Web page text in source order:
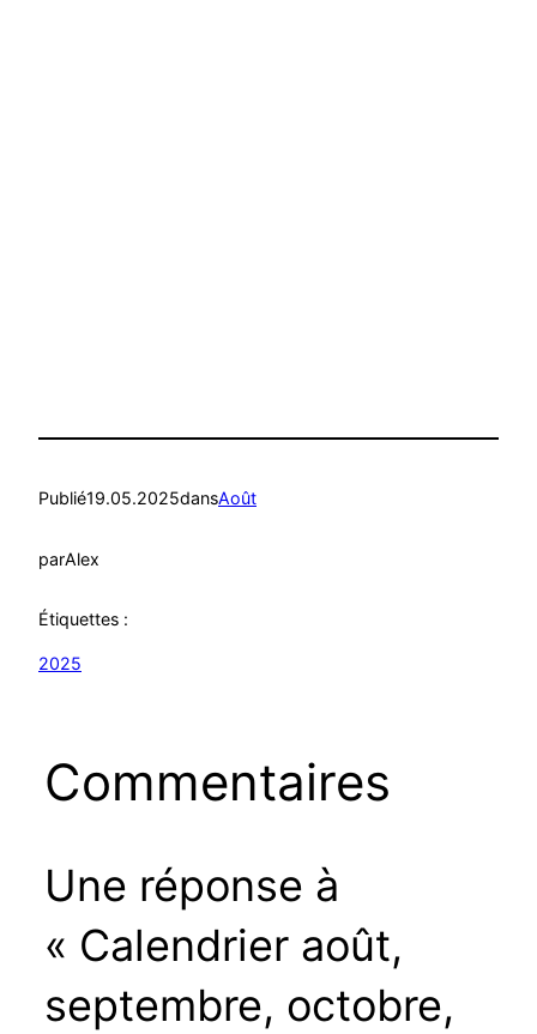
Publié19.05.2025dansAoût
parAlex
Étiquettes :
2025
Commentaires
Une réponse à
« Calendrier août,
septembre, octobre,